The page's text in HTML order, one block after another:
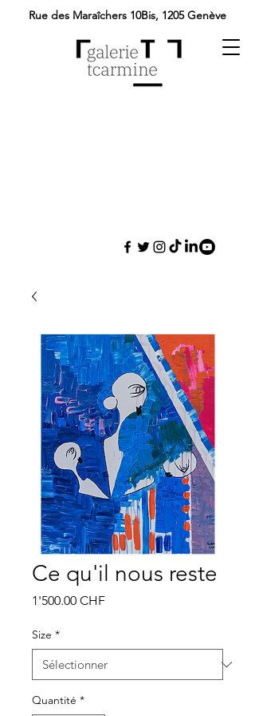
Rue des Maraîchers 10Bis, 1205 Genève
Ce qu'il nous reste
1'500.00 CHFPrix
Size *
Quantité *